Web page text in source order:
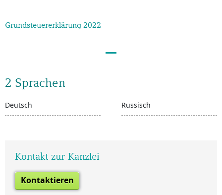
Grundsteuererklärung 2022
2 Sprachen
Deutsch Russisch
Kontakt zur Kanzlei
Kontaktieren